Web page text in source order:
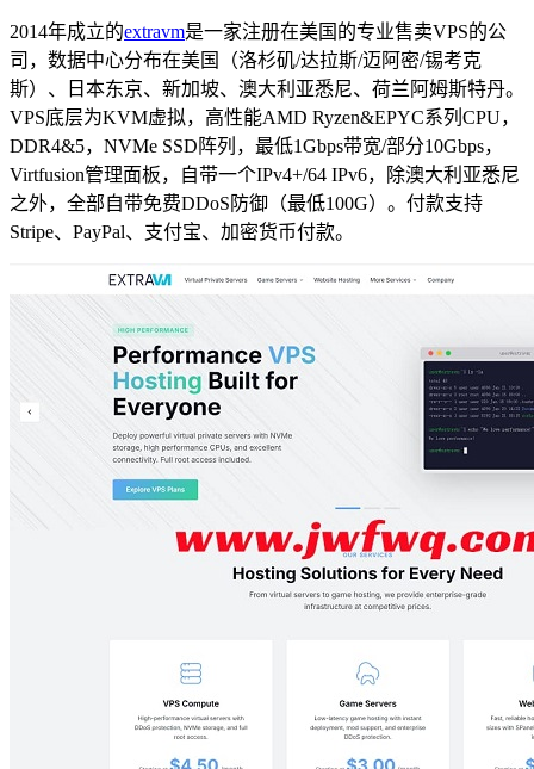
2014年成立的extravm是一家注册在美国的专业售卖VPS的公
司，数据中心分布在美国（洛杉矶/达拉斯/迈阿密/锡考克
斯）、日本东京、新加坡、澳大利亚悉尼、荷兰阿姆斯特丹。
VPS底层为KVM虚拟，高性能AMD Ryzen&EPYC系列CPU，
DDR4&5，NVMe SSD阵列，最低1Gbps带宽/部分10Gbps，
Virtfusion管理面板，自带一个IPv4+/64 IPv6，除澳大利亚悉尼
之外，全部自带免费DDoS防御（最低100G）。付款支持
Stripe、PayPal、支付宝、加密货币付款。